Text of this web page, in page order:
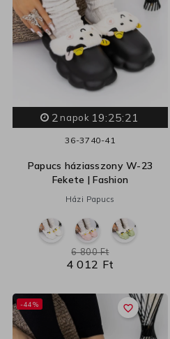
2 napok 19:25:20
36-37 40-41
Papucs háziasszony W-23
Fekete | Fashion
Házi Papucs
4 012 Ft
6 800 Ft
favorite_border
-44%